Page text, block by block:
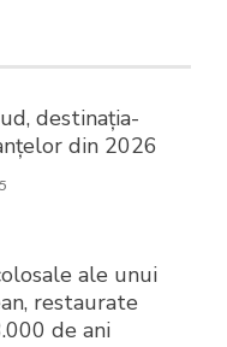
destinația-
din 2026
ale unui
restaurate
de ani